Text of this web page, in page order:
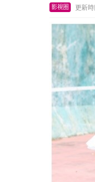
影視圈 更新